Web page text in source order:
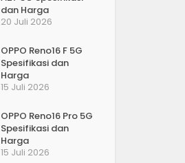
dan Harga
20 Juli 2026
OPPO Reno16 F 5G
Spesifikasi dan
Harga
15 Juli 2026
OPPO Reno16 Pro 5G
Spesifikasi dan
Harga
15 Juli 2026